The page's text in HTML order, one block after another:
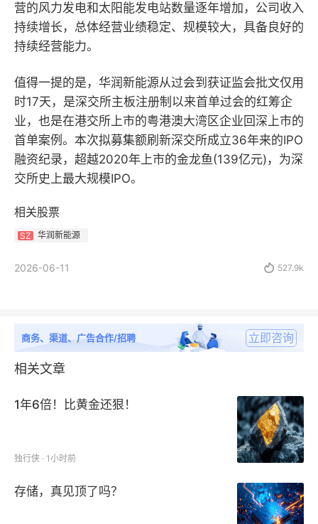
营的风力发电和太阳能发电站数量逐年增加，公司收入
持续增长，总体经营业绩稳定、规模较大，具备良好的
持续经营能力。
值得一提的是，华润新能源从过会到获证监会批文仅用
时17天，是深交所主板注册制以来首单过会的红筹企
业，也是在港交所上市的粤港澳大湾区企业回深上市的
首单案例。本次拟募集额刷新深交所成立36年来的IPO
融资纪录，超越2020年上市的金龙鱼(139亿元)，为深
交所史上最大规模IPO。
相关股票
SZ 华润新能源
2026-06-11  527.9k
商务、渠道、广告合作/招聘 立即咨询
相关文章
1年6倍！比黄金还狠！
独行侠 · 1小时前
存储，真见顶了吗？